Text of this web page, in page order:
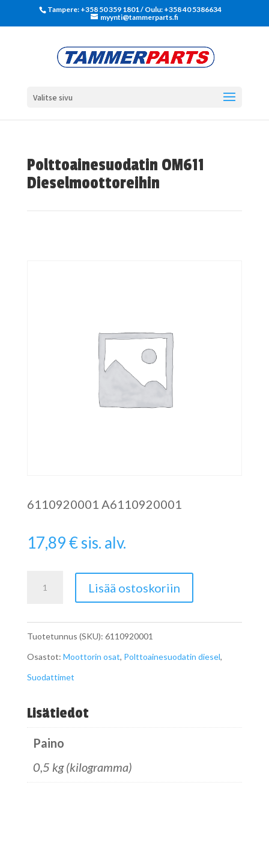
Tampere: +358 50 359 1801‬ / Oulu: +358 40 5386634
myynti@tammerparts.fi
Valitse sivu
Polttoainesuodatin OM611
Dieselmoottoreihin
6110920001 A6110920001
17,89€sis. alv.
Polttoainesuodatin
Dieselmoottoreihin
määrä
Lisää ostoskoriin
Tuotetunnus (SKU): 6110920001
Osastot: Moottorin osat, Polttoainesuodatin diesel,
Suodattimet
Lisätiedot
Paino
0,5 kg (kilogramma)